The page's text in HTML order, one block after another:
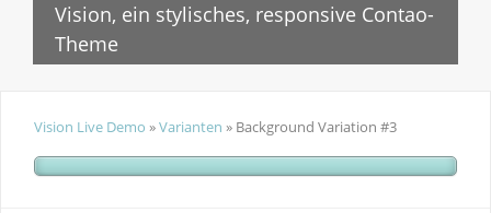
Vision, ein stylisches, responsive Contao-
Theme
Vision Live Demo »Varianten » Background Variation #3